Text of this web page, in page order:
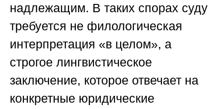
надлежащим. В таких спорах суду
требуется не филологическая
интерпретация «в целом», а
строгое лингвистическое
заключение, которое отвечает на
конкретные юридические